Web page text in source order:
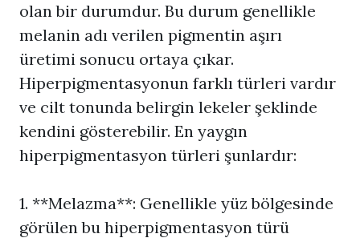
olan bir durumdur. Bu durum genellikle
melanin adı verilen pigmentin aşırı
üretimi sonucu ortaya çıkar.
Hiperpigmentasyonun farklı türleri vardır
ve cilt tonunda belirgin lekeler şeklinde
kendini gösterebilir. En yaygın
hiperpigmentasyon türleri şunlardır:
1. **Melazma**: Genellikle yüz bölgesinde
görülen bu hiperpigmentasyon türü